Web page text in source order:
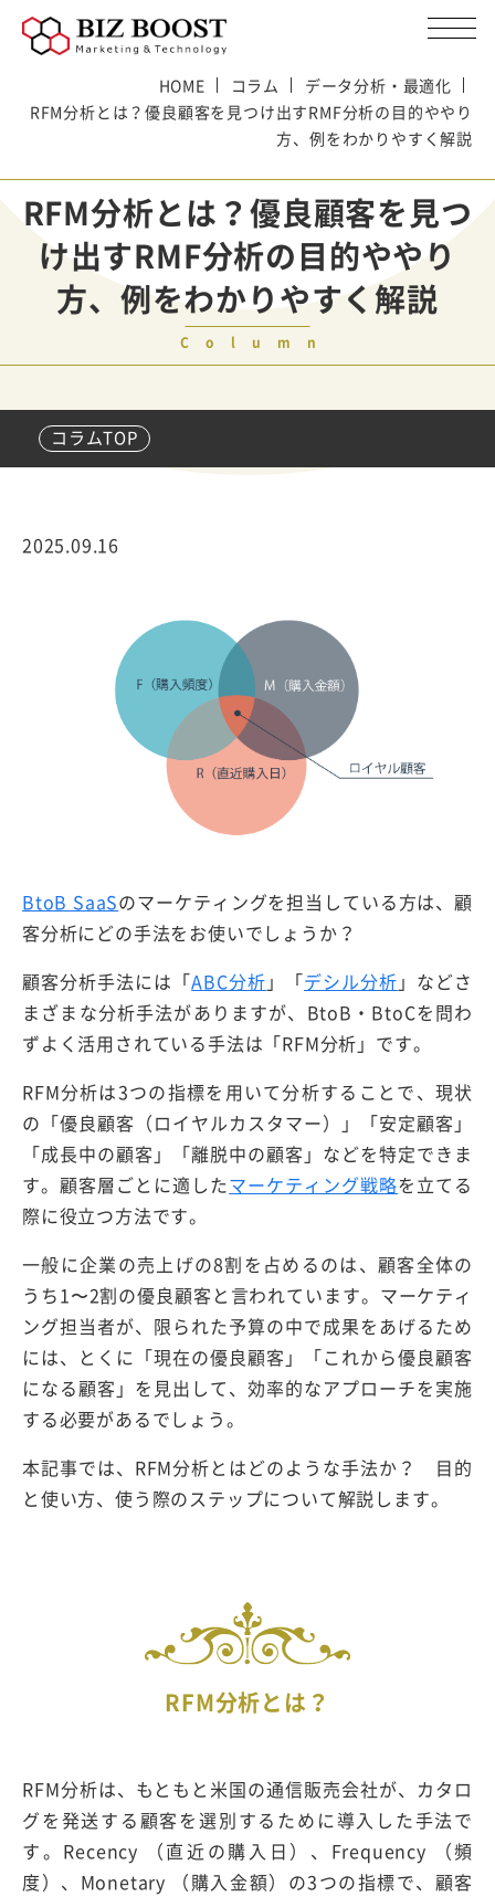
HOME コラム
データ分析・最適化
RFM分析とは？優良顧客を見つけ出すRMF分析の目的ややり
方、例をわかりやすく解説
RFM分析とは？優良顧客を見つ
け出すRMF分析の目的ややり
方、例をわかりやすく解説
Column
コラムTOP
2025.09.16
BtoB SaaSのマーケティングを担当している方は、顧
客分析にどの手法をお使いでしょうか？
顧客分析手法には「ABC分析 」「デシル分析 」などさ
まざまな分析手法がありますが、BtoB・BtoCを問わ
ずよく活用されている手法は「RFM分析」です。
RFM分析は3つの指標を用いて分析することで、現状
の「優良顧客（ロイヤルカスタマー）」「安定顧客」
「成長中の顧客」「離脱中の顧客」などを特定できま
す。顧客層ごとに適したマーケティング戦略を立てる
際に役立つ方法です。
一般に企業の売上げの8割を占めるのは、顧客全体の
うち1〜2割の優良顧客と言われています。マーケティ
ング担当者が、限られた予算の中で成果をあげるため
には、とくに「現在の優良顧客」「これから優良顧客
になる顧客」を見出して、効率的なアプローチを実施
する必要があるでしょう。
本記事では、RFM分析とはどのような手法か？ 目的
と使い方、使う際のステップについて解説します。
RFM分析とは？
RFM分析は、もともと米国の通信販売会社が、カタロ
グを発送する顧客を選別するために導入した手法で
す。Recency （直近の購入日）、Frequency （頻
度）、Monetary （購入金額）の3つの指標で、顧客